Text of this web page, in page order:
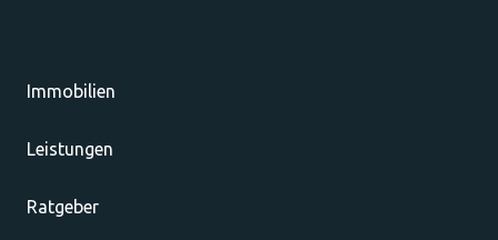
Immobilien
Leistungen
Ratgeber